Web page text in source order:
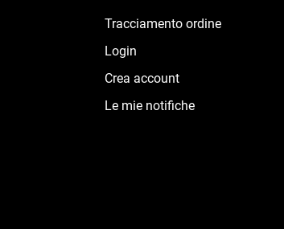
Tracciamento ordine
Login
Crea account
Le mie notifiche